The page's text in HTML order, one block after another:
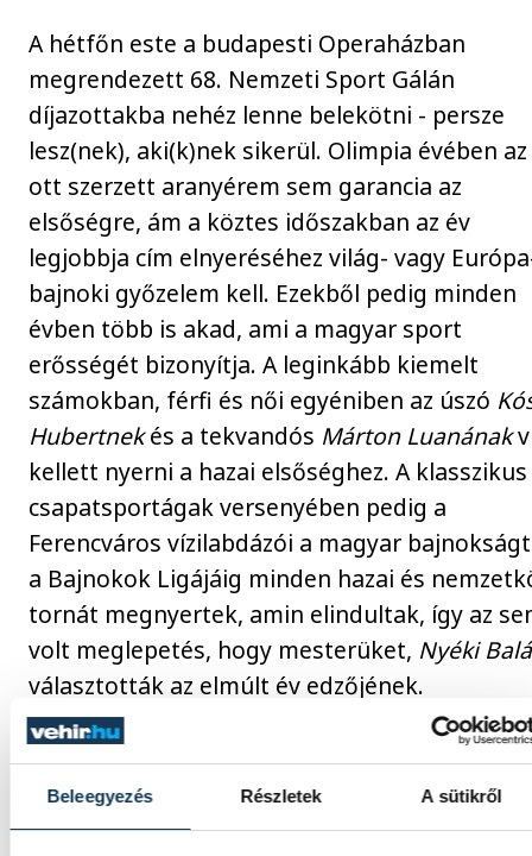
Beleegyezés Részletek A sütikről
A hétfőn este a budapesti Operaházban
megrendezett 68. Nemzeti Sport Gálán
díjazottakba nehéz lenne belekötni - persze
lesz(nek), aki(k)nek sikerül. Olimpia évében az
ott szerzett aranyérem sem garancia az
elsőségre, ám a köztes időszakban az év
legjobbja cím elnyeréséhez világ- vagy
bajnoki győzelem kell. Ezekből pedig minden
évben több is akad, ami a magyar sport
erősségét bizonyítja. A leginkább kiemelt
számokban, férfi és női egyéniben az úszó
Hubertnekés a tekvandós Márton Luanának
kellett nyerni a hazai elsőséghez. A klasszikus
csapatsportágak versenyében pedig a
Ferencváros vízilabdázói a magyar
a Bajnokok Ligájáig minden hazai és
tornát megnyertek, amin elindultak, így az
volt meglepetés, hogy mesterüket, Nyéki
választották az elmúlt év edzőjének.
Egy volt veszprémi versenyző is helyet kapott
legjobbak között, ugyanis a szavazatok
Molnár Attilának, a Ferencváros atlétájának